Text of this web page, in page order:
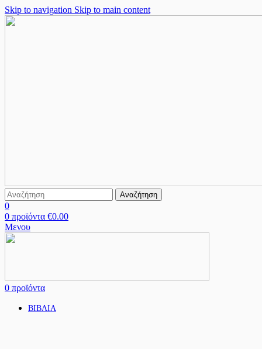
Skip to navigation Skip to main content
Αναζήτηση
0
0 προϊόντα €0.00
Μενου
0 προϊόντα
ΒΙΒΛΙΑ